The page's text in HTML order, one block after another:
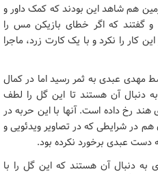
زمین هم شاهد این بودند که کمک داور و
و گفتند که اگر خطای بازیکن مس را
این کار را نکرد و با یک کارت زرد، ماجرا
مهدی عبدی به ثمر رسید اما در کمال
دنبال آن هستند تا این گل را لطف
هند رخ داده است. آنها با این حربه در
در شرایطی که در تصاویر ویدئویی و
عبدی برخورد نکرده بود.
به دنبال آن هستند که این گل را با